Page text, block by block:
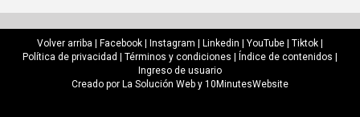
Volver arriba Facebook Instagram Linkedin YouTube Tiktok
Política de privacidad
Términos y condiciones Índice de contenidos
Ingreso de usuario
Creado por La Solución Web y 10MinutesWebsite